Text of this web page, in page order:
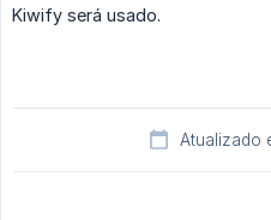
Kiwify será usado.
Atualizado